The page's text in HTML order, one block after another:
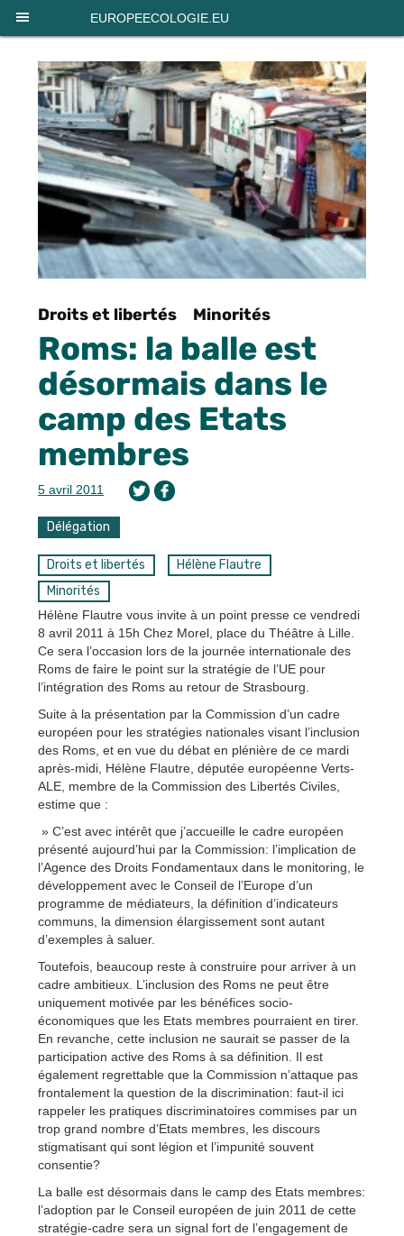
EUROPEECOLOGIE.EU
Droits et libertés Minorités
Roms: la balle est
désormais dans le
camp des Etats
membres
5 avril 2011
Délégation
Droits et libertés
Hélène Flautre
Minorités
Hélène Flautre vous invite à un point presse ce vendredi
8 avril 2011 à 15h Chez Morel, place du Théâtre à Lille.
Ce sera l’occasion lors de la journée internationale des
Roms de faire le point sur la stratégie de l’UE pour
l’intégration des Roms au retour de Strasbourg.
Suite à la présentation par la Commission d’un cadre
européen pour les stratégies nationales visant l’inclusion
des Roms, et en vue du débat en plénière de ce mardi
après-midi, Hélène Flautre, députée européenne Verts-
ALE, membre de la Commission des Libertés Civiles,
estime que :
» C’est avec intérêt que j’accueille le cadre européen
présenté aujourd’hui par la Commission: l’implication de
l’Agence des Droits Fondamentaux dans le monitoring, le
développement avec le Conseil de l’Europe d’un
programme de médiateurs, la définition d’indicateurs
communs, la dimension élargissement sont autant
d’exemples à saluer.
Toutefois, beaucoup reste à construire pour arriver à un
cadre ambitieux. L’inclusion des Roms ne peut être
uniquement motivée par les bénéfices socio-
économiques que les Etats membres pourraient en tirer.
En revanche, cette inclusion ne saurait se passer de la
participation active des Roms à sa définition. Il est
également regrettable que la Commission n’attaque pas
frontalement la question de la discrimination: faut-il ici
rappeler les pratiques discriminatoires commises par un
trop grand nombre d’Etats membres, les discours
stigmatisant qui sont légion et l’impunité souvent
consentie?
La balle est désormais dans le camp des Etats membres:
l’adoption par le Conseil européen de juin 2011 de cette
stratégie-cadre sera un signal fort de l’engagement de